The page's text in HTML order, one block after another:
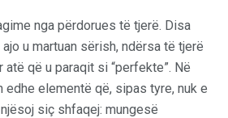
nga përdorues të tjerë. Disa
u martuan sërish, ndërsa të tjerë
që u paraqit si “perfekte”. Në
edhe elementë që, sipas tyre, nuk e
siç shfaqej: mungesë